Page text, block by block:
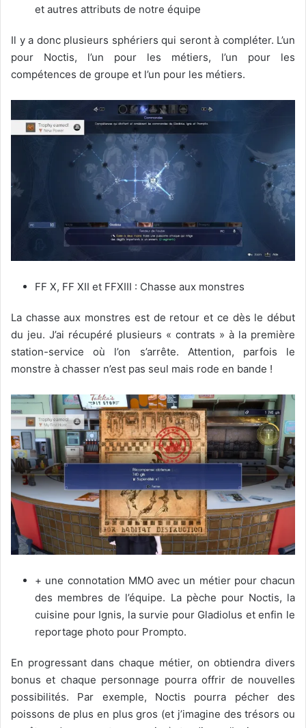
et autres attributs de notre équipe
Il y a donc plusieurs sphériers qui seront à compléter. L’un
pour Noctis, l’un pour les métiers, l’un pour les
compétences de groupe et l’un pour les métiers.
FF X, FF XII et FFXIII : Chasse aux monstres
La chasse aux monstres est de retour et ce dès le début
du jeu. J’ai récupéré plusieurs « contrats » à la première
station-service où l’on s’arrête. Attention, parfois le
monstre à chasser n’est pas seul mais rode en bande !
+ une connotation MMO avec un métier pour chacun
des membres de l’équipe. La pèche pour Noctis, la
cuisine pour Ignis, la survie pour Gladiolus et enfin le
reportage photo pour Prompto.
En progressant dans chaque métier, on obtiendra divers
bonus et chaque personnage pourra offrir de nouvelles
possibilités. Par exemple, Noctis pourra pécher des
poissons de plus en plus gros (et j’imagine des trésors ou